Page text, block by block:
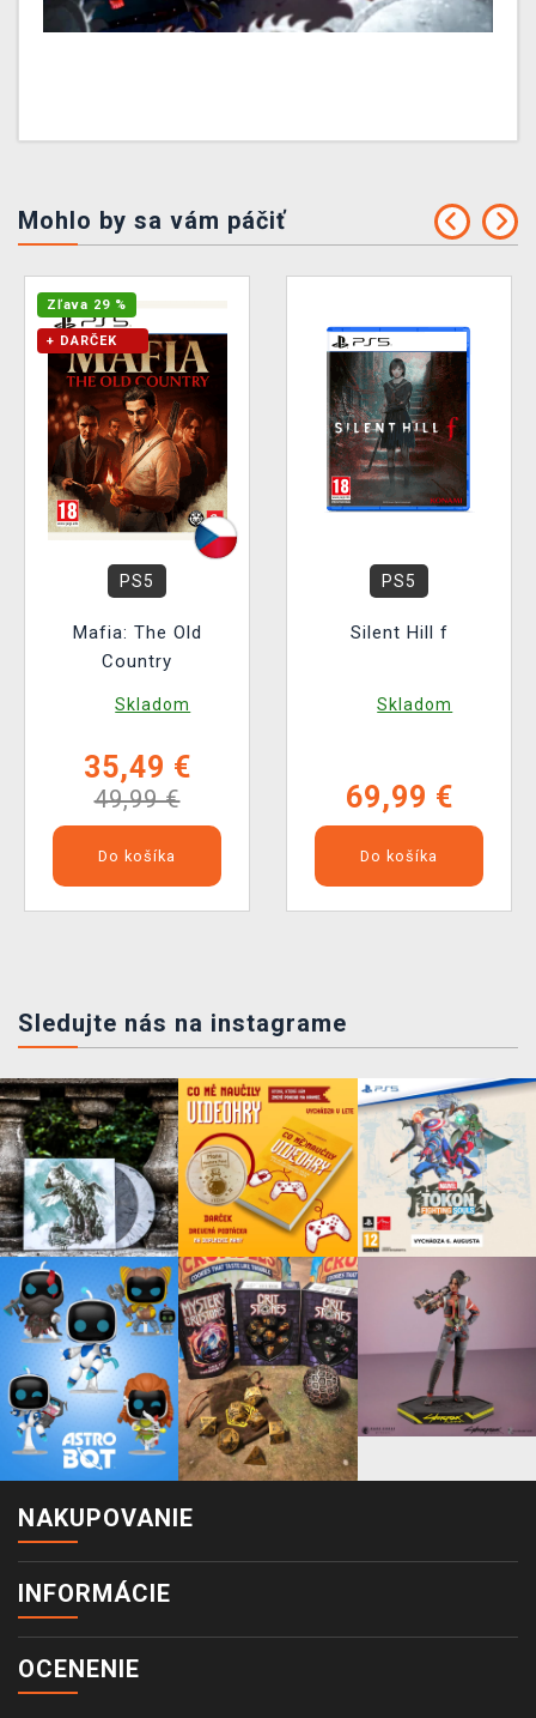
Mohlo by sa vám páčiť
Zľava 29 %
+ DARČEK
PS5
Mafia: The Old
Country
Skladom
35,49 €
49,99 €
Do košíka
PS5
Silent Hill f
Skladom
69,99 €
Do košíka
Sledujte nás na instagrame
NAKUPOVANIE
INFORMÁCIE
OCENENIE